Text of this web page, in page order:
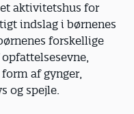
aktivitetshus for
indslag i børnenes
forskellige
af gynger,
og spejle.